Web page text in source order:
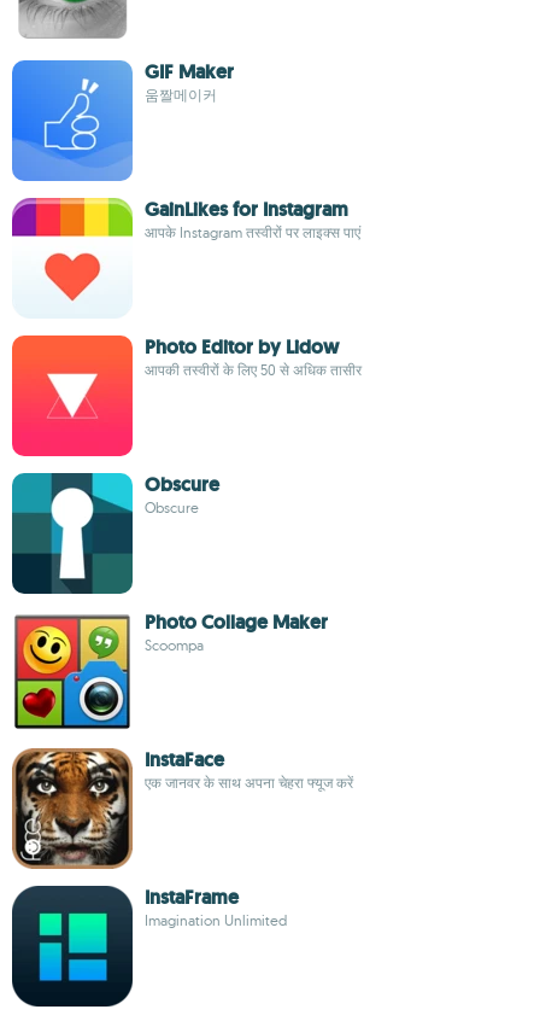
GIF Maker
움짤메이커
GainLikes for Instagram
आपके Instagram तस्वीरों पर लाइक्स पाएं
Photo Editor by Lidow
आपकी तस्वीरों के लिए 50 से अधिक तासीर
Obscure
Obscure
Photo Collage Maker
Scoompa
InstaFace
एक जानवर के साथ अपना चेहरा फ्यूज करें
InstaFrame
Imagination Unlimited